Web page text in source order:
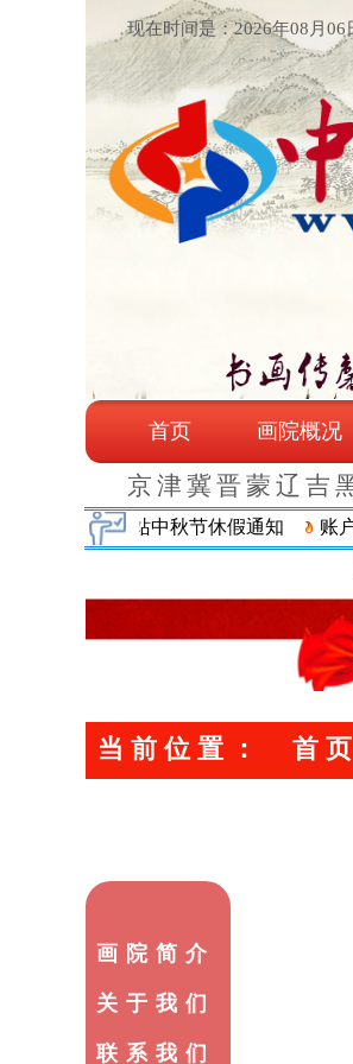
现在时间是：2026年08月06
首页 画院概况
京 津冀晋 蒙 辽 吉
网站中秋节休假通知 账户注
当前位置 ： 首页
画院简介
关于我们
联系我们